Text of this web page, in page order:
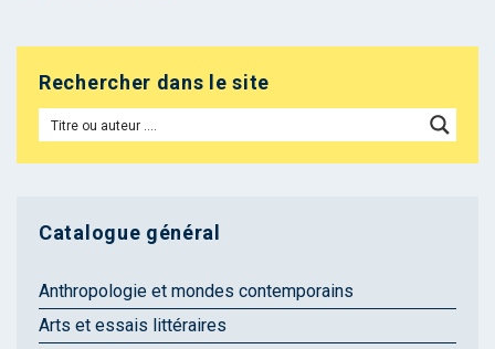
Rechercher dans le site
Catalogue général
Anthropologie et mondes contemporains
Arts et essais littéraires